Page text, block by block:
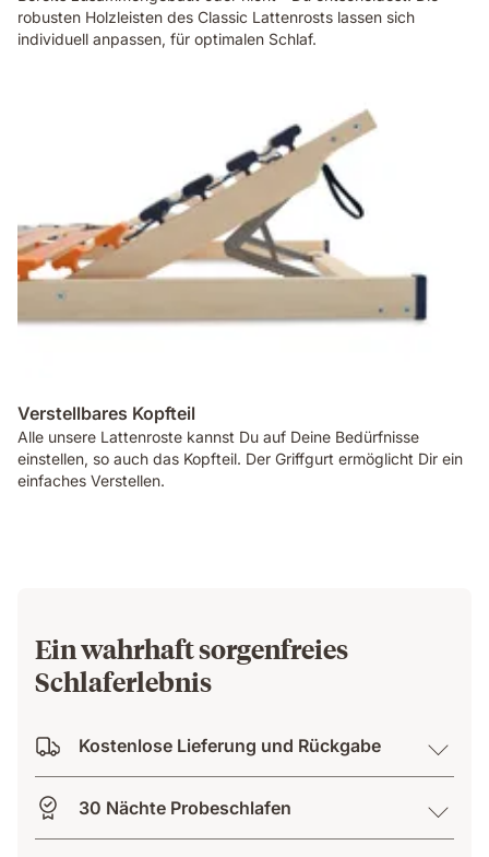
robusten Holzleisten des Classic Lattenrosts lassen sich
individuell anpassen, für optimalen Schlaf.
Verstellbares Kopfteil
Alle unsere Lattenroste kannst Du auf Deine Bedürfnisse
einstellen, so auch das Kopfteil. Der Griffgurt ermöglicht Dir ein
einfaches Verstellen.
Ein wahrhaft sorgenfreies
Schlaferlebnis
Kostenlose Lieferung und Rückgabe
30 Nächte Probeschlafen